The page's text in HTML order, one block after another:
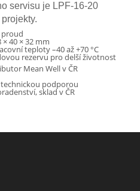
servisu je LPF-16-20
proud
40 × 32 mm
teploty –40 až +70 °C
rezervu pro delší životnost
Mean Well v ČR
podporou
sklad v ČR